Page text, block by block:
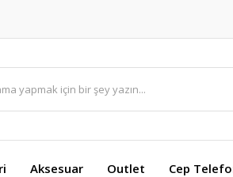
Aksesuar Outlet Cep